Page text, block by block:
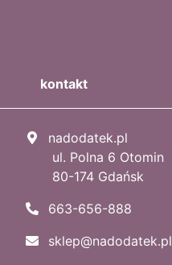
kontakt
nadodatek.pl
ul. Polna 6 Otomin
80-174 Gdańsk
663-656-888
sklep@nadodatek.pl